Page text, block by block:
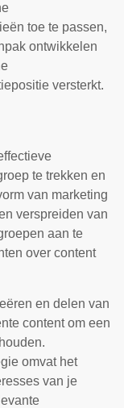
toe te passen,
ontwikkelen
versterkt.
te trekken en
van marketing
verspreiden van
aan te
over content
en delen van
content om een
omvat het
van je